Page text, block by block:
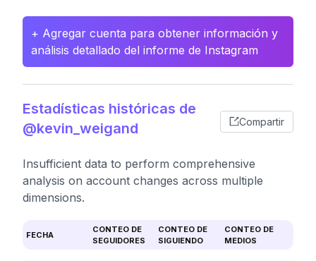
+ Agregar cuenta para obtener información y
análisis detallado del informe de Instagram
Estadísticas históricas de
@kevin_weigand
Compartir
Insufficient data to perform comprehensive
analysis on account changes across multiple
dimensions.
FECHA
CONTEO DE
SEGUIDORES
CONTEO DE
SIGUIENDO
CONTEO DE
MEDIOS